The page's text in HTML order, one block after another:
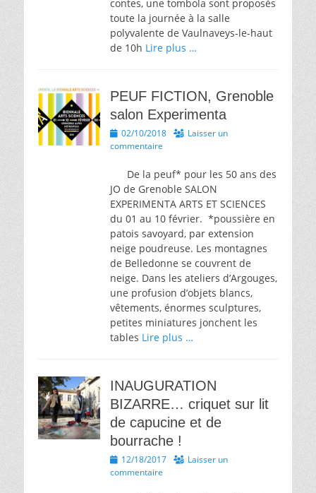
contes, une tombola sont proposés
toute la journée à la salle
polyvalente de Vaulnaveys-le-haut
de 10h Lire plus …
PEUF FICTION, Grenoble
salon Experimenta
Posted
on
02/10/2018
Laisser un
commentaire
De la peuf* pour les 50 ans des
JO de Grenoble SALON
EXPERIMENTA ARTS ET SCIENCES
du 01 au 10 février. *poussière en
patois savoyard, par extension
neige poudreuse. Les montagnes
de Belledonne se couvrent de
neige. Dans les ateliers d’Argouges,
une profusion d’objets blancs,
vêtements, énormes sculptures,
petites miniatures jonchent les
tables Lire plus …
INAUGURATION
BIZARRE… criquet sur lit
de capucine et de
bourrache !
Posted
on
12/18/2017
Laisser un
commentaire